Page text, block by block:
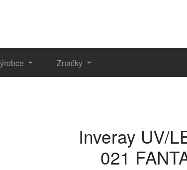
Značky
Inveray UV/
021